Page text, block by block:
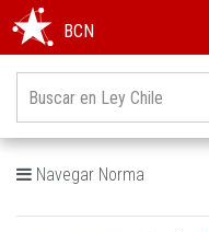
BCN
Navegar Norma